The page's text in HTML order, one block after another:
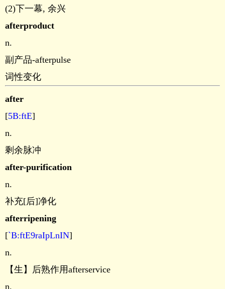
(2)下一幕, 余兴
afterproduct
n.
副产品-afterpulse
词性变化
after
[5B:ftE]
n.
剩余脉冲
after-purification
n.
补充[后]净化
afterripening
[`B:ftE9raIpLnIN]
n.
【生】后熟作用afterservice
n.